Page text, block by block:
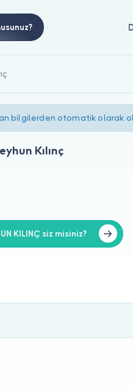
bilgilerden otomatik olarak
Kılınç
KILINÇ siz misiniz?